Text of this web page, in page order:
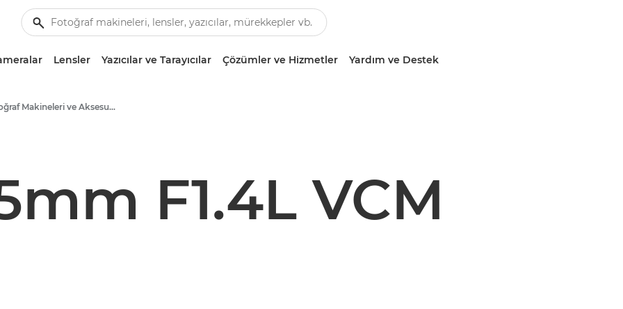
Lensler Yazıcılar ve Tarayıcılar Çözümler ve Hizmetler Yardım ve Destek
Fotoğraf Makineleri ve Aksesuarlar Ürün Ortamı - Canon Basın Merkezi
F1.4L VCM